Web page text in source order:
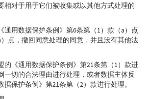
相对于用于它们被收集或以其他方式处理的
通用数据保护条例》第6条第（1）款（a）点
点，撤回同意处理的同意，并且没有其他法
的《通用数据保护条例》第21条第（1）款进
一切的合法理由进行处理，或者数据主体反
保护条例》第21条第（2）款进行处理。